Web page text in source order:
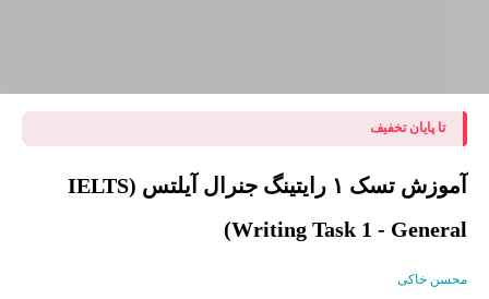
تا پایان تخفیف
آموزش تسک ۱‌ رایتینگ جنرال آیلتس (IELTS
Writing Task 1 - General)
محسن خاکی